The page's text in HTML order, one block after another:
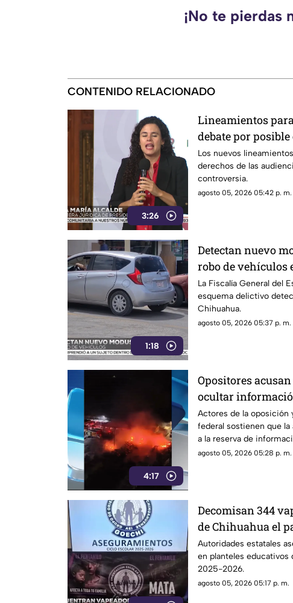
¡No te pierdas
CONTENIDO RELACIONADO
3:26
Lineamientos
debate por
según críticas
Los nuevos
derechos de las
controversia.
agosto 05, 2026 05:42 p. m.
1:18
Detectan nuevo
robo de vehículos
VIDEO
La Fiscalía General del
esquema delictivo
Chihuahua.
agosto 05, 2026 05:37 p. m.
4:17
Opositores
ocultar
versiones
Actores de la oposición
federal sostienen que
a la reserva de
controvertidas.
agosto 05, 2026 05:28 p. m.
Decomisan 344
de Chihuahua el
VIDEO
Autoridades estatales
en planteles educativos
2025-2026.
agosto 05, 2026 05:17 p. m.